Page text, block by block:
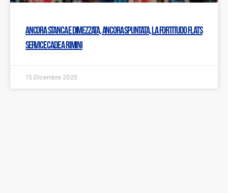
Ancora stanca e dimezzata, ancora spuntata, la Fortitudo Flats
Service cade a Rimini
15 Dicembre 2025